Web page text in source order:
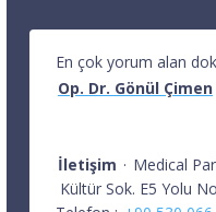
En çok yorum alan
Op. Dr. Gönül Çimen
İletişim · Medical
Kültür Sok. E5 Yolu